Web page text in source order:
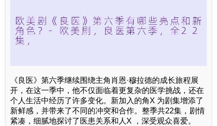
《良医》第六季继续围绕主角肖恩·穆拉德的成长旅程展
开，在这一季中，他不仅面临着更复杂的医学挑战，还在
个人生活中经历了许多变化。新加入的角X 为剧集增添了
新鲜感，并带来了不同的冲突和合作。整季共22集，剧情
紧凑，细腻地探讨了医患关系和人X ，深受观众喜爱。